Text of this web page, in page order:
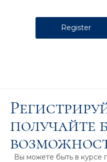
получайте
Вы можете быть в курсе